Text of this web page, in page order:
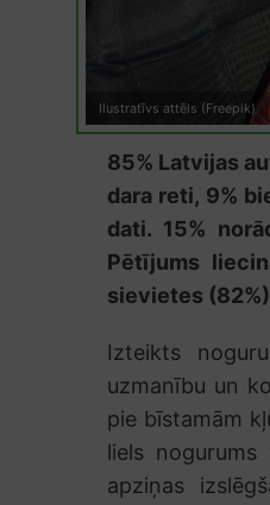
Ilustratīvs attēls (Freepik)
85% Latvijas
dara reti, 9%
dati. 15%
Pētījums
sievietes
Izteikts
uzmanību un
pie bīstamām
liels
apziņas